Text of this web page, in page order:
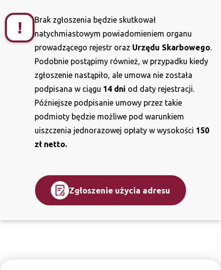
!
Brak zgłoszenia będzie skutkował
natychmiastowym powiadomieniem organu
prowadzącego rejestr oraz Urzędu Skarbowego
Podobnie postąpimy również, w przypadku kiedy
zgłoszenie nastąpiło, ale umowa nie została
podpisana w ciągu 14 dni od daty rejestracji.
Późniejsze podpisanie umowy przez takie
podmioty będzie możliwe pod warunkiem
uiszczenia jednorazowej opłaty w wysokości 150
zł netto.
Zgłoszenie użycia adresu